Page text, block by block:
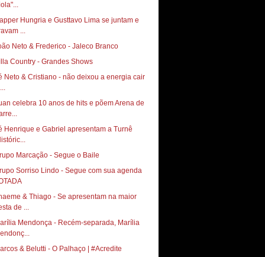
Hungria e Gusttavo Lima se juntam e
...
Neto & Frederico - Jaleco Branco
Country - Grandes Shows
Neto & Cristiano - não deixou a energia cair
celebra 10 anos de hits e põem Arena de
Henrique e Gabriel apresentam a Turnê
Marcação - Segue o Baile
Sorriso Lindo - Segue com sua agenda
& Thiago - Se apresentam na maior
de ...
Mendonça - Recém-separada, Marília
& Belutti - O Palhaço | #Acredite